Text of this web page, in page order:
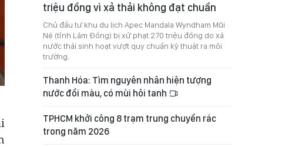
triệu đồng vì xả thải không đạt chuẩn
Chủ đầu tư khu du lịch Apec Mandala Wyndham Mũi
Né (tỉnh Lâm Đồng) bị xử phạt 270 triệu đồng do xả
nước thải sinh hoạt vượt quy chuẩn kỹ thuật ra môi
trường.
Thanh Hóa: Tìm nguyên nhân hiện tượng
nước đổi màu, có mùi hôi tanh
TPHCM khởi công 8 trạm trung chuyển rác
trong năm 2026